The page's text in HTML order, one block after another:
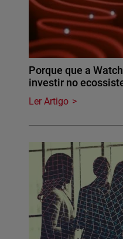
Porque que a
investir no
Ler Artigo